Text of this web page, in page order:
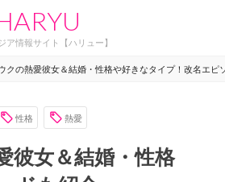
ア情報サイト【ハリュー】
クの熱愛彼女＆結婚・性格や好きなタイプ！改名エピ
性格 熱愛
彼女＆結婚・性格